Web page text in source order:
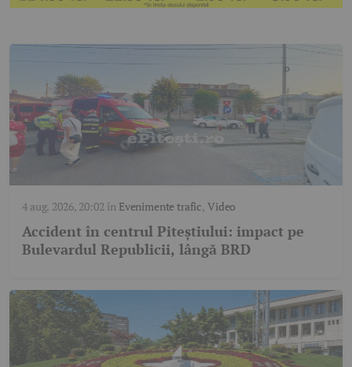
4 aug. 2026, 20:02 în Evenimente trafic,Video
Accident în centrul Piteștiului: impact pe
Bulevardul Republicii, lângă BRD